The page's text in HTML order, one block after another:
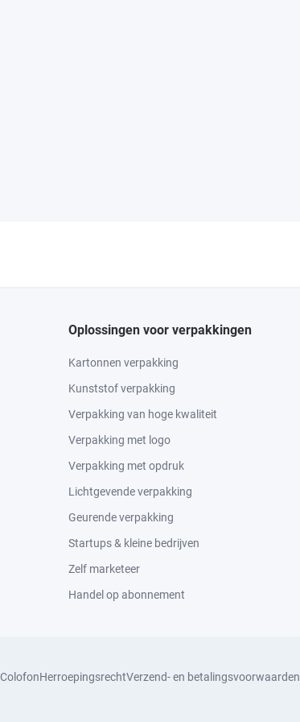
Oplossingen voor verpakkingen
Kartonnen verpakking
Kunststof verpakking
Verpakking van hoge kwaliteit
Verpakking met logo
Verpakking met opdruk
Lichtgevende verpakking
Geurende verpakking
Startups & kleine bedrijven
Zelf marketeer
Handel op abonnement
ColofonHerroepingsrechtVerzend- en betalingsvoorwaarden